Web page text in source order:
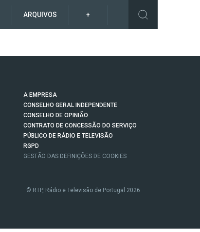
ARQUIVOS +
A EMPRESA
CONSELHO GERAL INDEPENDENTE
CONSELHO DE OPINIÃO
CONTRATO DE CONCESSÃO DO SERVIÇO
PÚBLICO DE RÁDIO E TELEVISÃO
RGPD
GESTÃO DAS DEFINIÇÕES DE COOKIES
© RTP, Rádio e Televisão de Portugal 2026